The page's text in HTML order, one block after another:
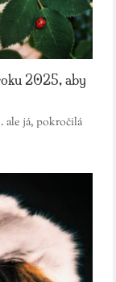
2025, aby
ale já, pokročilá